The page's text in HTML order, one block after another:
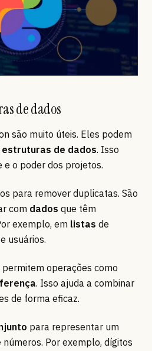
de dados
são muito úteis. Eles podem
estruturas de dados. Isso
o poder dos projetos.
para remover duplicatas. São
com dados que têm
exemplo, em listas de
usuários.
operações como
. Isso ajuda a combinar
de forma eficaz.
para representar um
números. Por exemplo, dígitos